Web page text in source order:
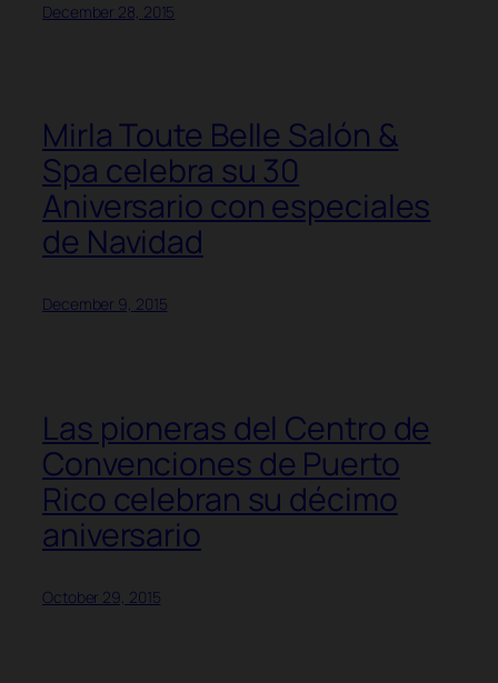
December 28, 2015
Mirla Toute Belle Salón &
Spa celebra su 30
Aniversario con especiales
de Navidad
December 9, 2015
Las pioneras del Centro de
Convenciones de Puerto
Rico celebran su décimo
aniversario
October 29, 2015